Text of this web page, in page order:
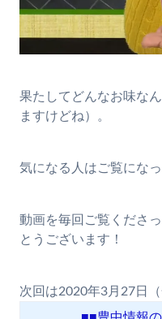
果たしてどんなお味な
ますけどね）。
気になる人はご覧にな
動画を毎回ご覧くださ
とうございます！
次回は2020年3月27日